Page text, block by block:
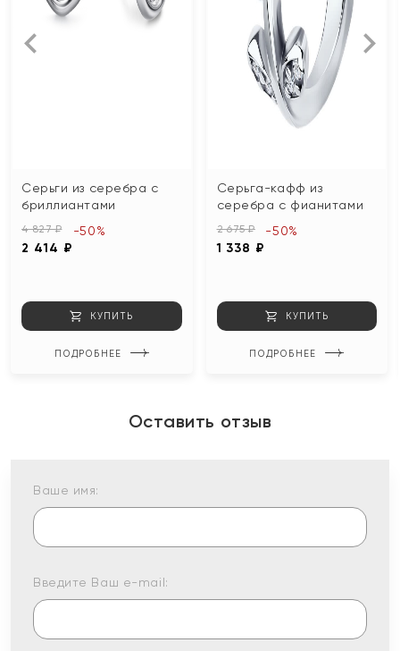
Серьги из серебра с
бриллиантами
4 827 ₽
2 414 ₽
-50%
КУПИТЬ
ПОДРОБНЕЕ
Серьга-кафф из
серебра с фианитами
2 675 ₽
1 338 ₽
-50%
КУПИТЬ
ПОДРОБНЕЕ
Оставить отзыв
Ваше имя:
Введите Ваш e-mail: